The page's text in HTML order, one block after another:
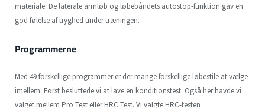
materiale. De laterale armløb og løbebåndets autostop-funktion gav en
god følelse af tryghed under træningen.
Programmerne
Med 49 forskellige programmer er der mange forskellige løbestile at vælge
imellem. Først besluttede vi at lave en konditionstest. Også her havde vi
valget mellem Pro Test eller HRC Test. Vi valgte HRC-testen